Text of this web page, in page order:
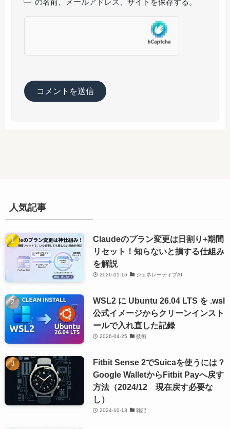
の名前、メールアドレス、サイトを保存する。
人気記事
Claudeのプラン変更は日割り+期間
リセット！知らないと損する仕組み
を解説
2026-01-16 ジェネレーティブAI
WSL2 に Ubuntu 26.04 LTS を .wsl
公式イメージからクリーンインスト
ールで入れ直した記録
2026-04-25 技術
Fitbit Sense 2でSuicaを使うには？
Google WalletからFitbit Payへ戻す
方法（2024/12 現在戻す必要な
し）
2024-10-13 雑記